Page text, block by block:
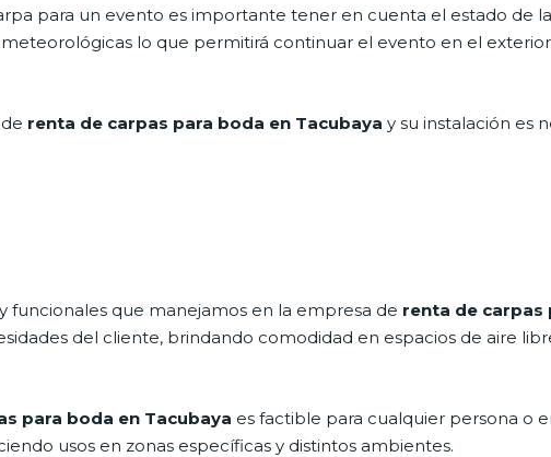
para un evento es importante tener en cuenta el estado de
lo que permitirá continuar el evento en el
renta de carpas para boda en Tacubaya y su instalación es
funcionales que manejamos en la empresa de renta de carpas
del cliente, brindando comodidad en espacios de aire
para boda en Tacubaya es factible para cualquier persona o
usos en zonas específicas y distintos ambientes.